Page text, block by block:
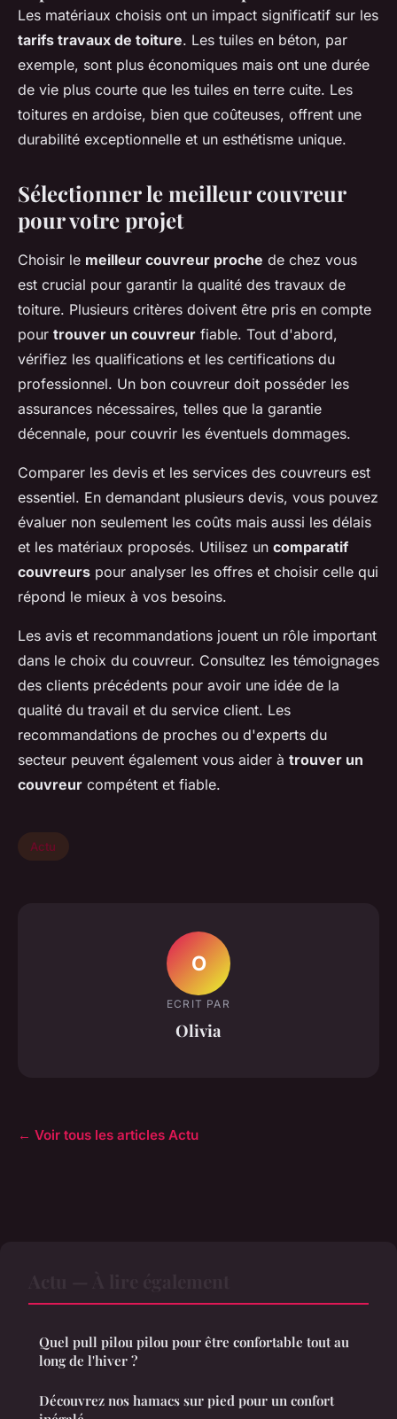
Les matériaux choisis ont un impact significatif sur les
tarifs travaux de toiture. Les tuiles en béton, par
exemple, sont plus économiques mais ont une durée
de vie plus courte que les tuiles en terre cuite. Les
toitures en ardoise, bien que coûteuses, offrent une
durabilité exceptionnelle et un esthétisme unique.
Sélectionner le meilleur couvreur
pour votre projet
Choisir le meilleur couvreur proche de chez vous
est crucial pour garantir la qualité des travaux de
toiture. Plusieurs critères doivent être pris en compte
pour trouver un couvreur fiable. Tout d'abord,
vérifiez les qualifications et les certifications du
professionnel. Un bon couvreur doit posséder les
assurances nécessaires, telles que la garantie
décennale, pour couvrir les éventuels dommages.
Comparer les devis et les services des couvreurs est
essentiel. En demandant plusieurs devis, vous pouvez
évaluer non seulement les coûts mais aussi les délais
et les matériaux proposés. Utilisez un comparatif
couvreurs pour analyser les offres et choisir celle qui
répond le mieux à vos besoins.
Les avis et recommandations jouent un rôle important
dans le choix du couvreur. Consultez les témoignages
des clients précédents pour avoir une idée de la
qualité du travail et du service client. Les
recommandations de proches ou d'experts du
secteur peuvent également vous aider à trouver un
couvreur compétent et fiable.
Actu
O
ECRIT PAR
Olivia
← Voir tous les articles Actu
Quel pull pilou pilou pour être confortable tout au
long de l'hiver ?
Découvrez nos hamacs sur pied pour un confort